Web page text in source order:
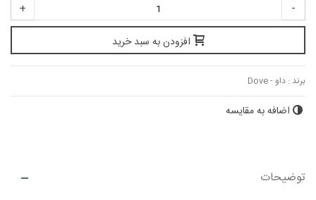
-
+
افزودن به سبد خرید
برند : داو - Dove
اضافه به مقایسه
توضیحات